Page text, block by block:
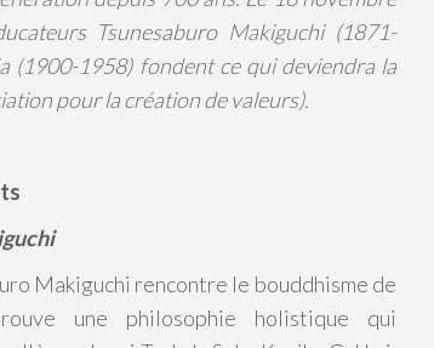
Tsunesaburo Makiguchi (1871-
(1900-1958) fondent ce qui deviendra la
pour la création de valeurs).
Makiguchi rencontre le bouddhisme de
une philosophie holistique qui